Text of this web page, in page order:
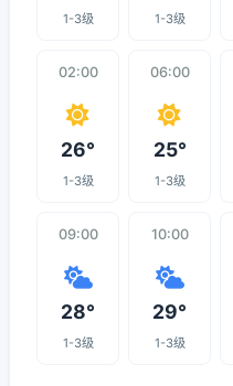
1-3级 1-3级
02:00
26°
1-3级
06:00
25°
1-3级
09:00
28°
1-3级
10:00
29°
1-3级